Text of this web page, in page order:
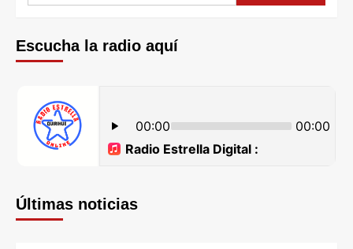
Escucha la radio aquí
Últimas noticias